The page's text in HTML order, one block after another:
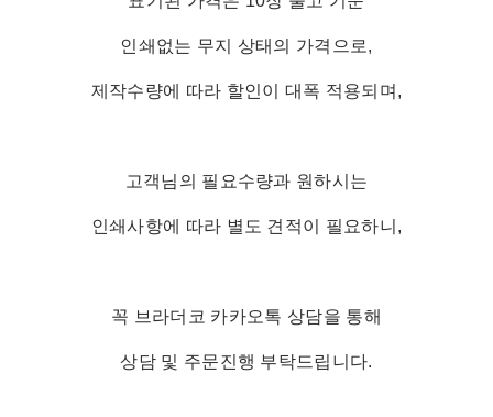
인쇄없는 무지 상태의 가격으로,
제작수량에 따라 할인이 대폭 적용되며,
고객님의 필요수량과 원하시는
인쇄사항에 따라 별도 견적이 필요하니,
꼭 브라더코 카카오톡 상담을 통해
상담 및 주문진행 부탁드립니다.